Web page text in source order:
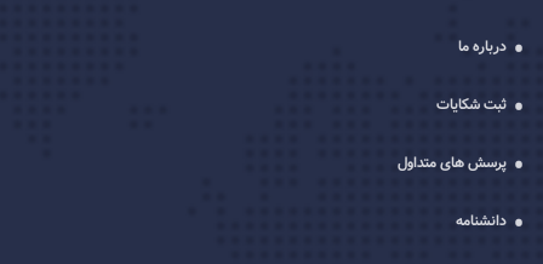
درباره ما
ثبت شکایات
پرسش های متداول
دانشنامه